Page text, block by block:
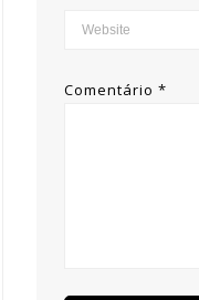
Comentário *